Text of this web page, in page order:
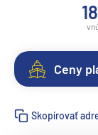
Ceny
Skopírovať